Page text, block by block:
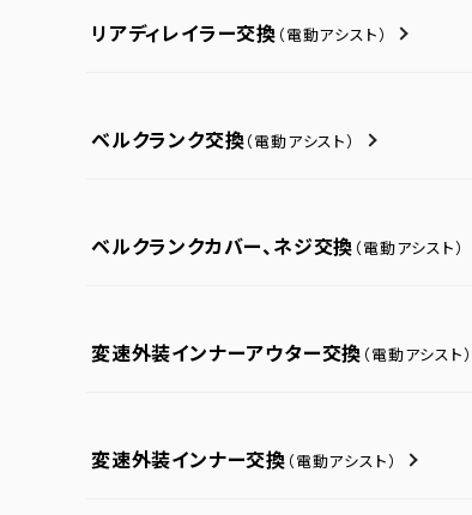
リアディレイラー交換 （電動アシスト）
ベルクランク交換（電動アシスト）
ベルクランクカバー、ネジ交換 （電動アシスト）
変速外装インナーアウター交換 （電動アシスト）
変速外装インナー交換 （電動アシスト）